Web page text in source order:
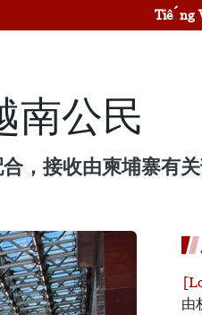
Tiếng
南公民
，接收由柬埔寨有关
由